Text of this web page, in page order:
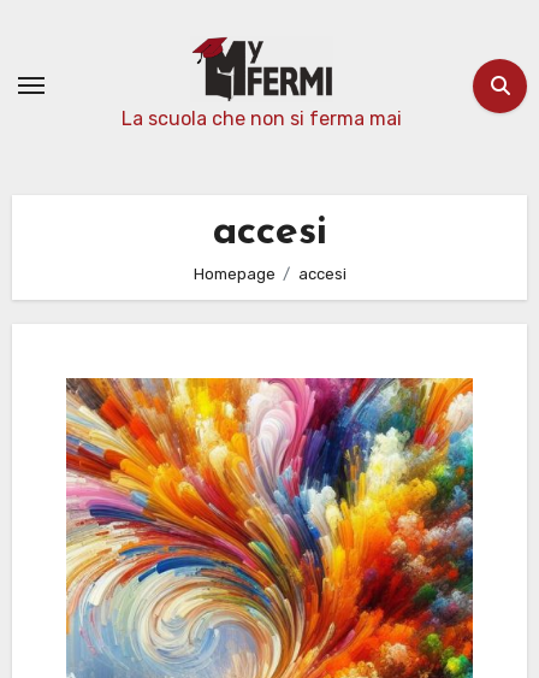
contenuto
La scuola che non si ferma mai
accesi
Homepage accesi